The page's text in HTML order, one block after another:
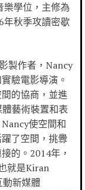
學位，主修為
年秋季攻讀密歇
製作者，Nancy
驗電影導演。
的協商，並進
藝術裝置和表
使空間和
了空間，挑釁
的。2014年，
就是Kiran
新媒體